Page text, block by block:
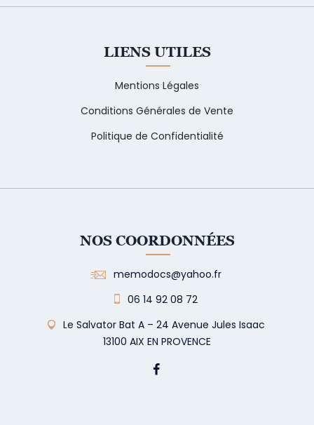
LIENS UTILES
Mentions Légales
Conditions Générales de Vente
Politique de Confidentialité
NOS COORDONNÉES
memodocs@yahoo.fr
06 14 92 08 72
Le Salvator Bat A – 24 Avenue Jules Isaac
13100 AIX EN PROVENCE